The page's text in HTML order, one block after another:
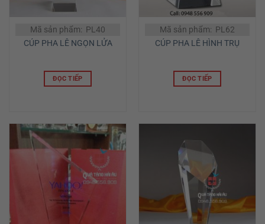
Mã sản phẩm: PL40
CÚP PHA LÊ NGỌN LỬA
ĐỌC TIẾP
Mã sản phẩm: PL62
CÚP PHA LÊ HÌNH TRỤ
ĐỌC TIẾP